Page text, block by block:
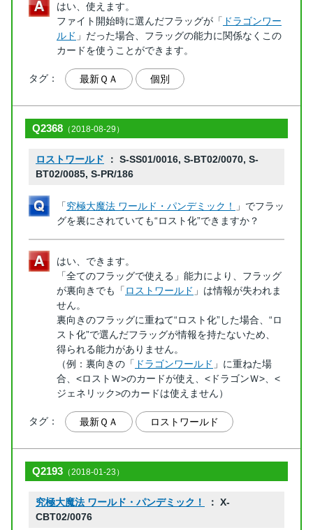
はい、使えます。
ファイト開始時に選んだフラッグが「 ドラゴンワー
ルド 」だった場合、フラッグの能力に関係なくこの
カードを使うことができます。
タグ： 最新ＱＡ 個別
Q2368 （2018-08-29）
ロストワールド ： S-SS01/0016, S-BT02/0070, S-
BT02/0085, S-PR/186
「究極大魔法 ワールド・パンデミック！
」でフラッ
グを裏にされていても“ロスト化”できますか？
はい、できます。
「全てのフラッグで使える」能力により、フラッグ
が裏向きでも「 ロストワールド 」は情報が失われま
せん。
裏向きのフラッグに重ねて“ロスト化”した場合、“ロ
スト化”で選んだフラッグが情報を持たないため、
得られる能力がありません。
（例：裏向きの「 ドラゴンワールド 」に重ねた場
合、<ロストＷ>のカードが使え、<ドラゴンＷ>、<
ジェネリック>のカードは使えません）
タグ： 最新ＱＡ ロストワールド
Q2193 （2018-01-23）
究極大魔法 ワールド・パンデミック！
： X-
CBT02/0076